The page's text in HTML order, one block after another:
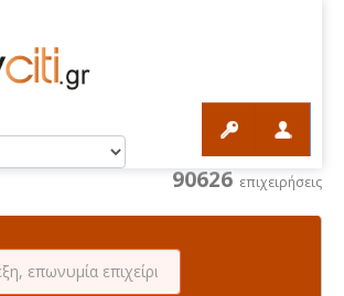
90626 επιχειρήσεις